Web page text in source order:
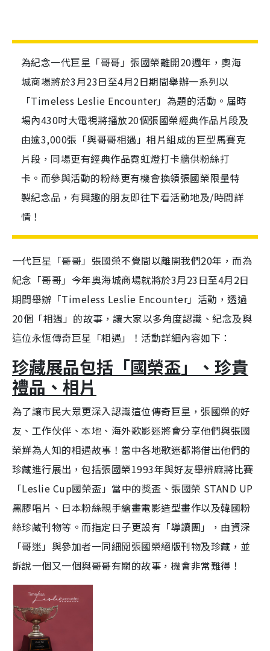
為紀念一代巨星「哥哥」張國榮離開20週年，奧海
城商場將於3月23日至4月2日期間舉辦一系列以
「Timeless Leslie Encounter」為題的活動。届時
場內430吋大電視將播放20個張國榮經典作品片段及
由逾3,000張「與哥哥相遇」相片組成的巨型馬賽克
片段，同場更有經典作品霓虹燈打卡牆供粉絲打
卡。而參與活動的粉絲更有機會換領張國榮限量特
製紀念品，有興趣的朋友即往下看活動地及/時間詳
情！
一代巨星「哥哥」張國榮不覺間以離開我們20年，而為
紀念「哥哥」今年奧海城商場就將於3月23日至4月2日
期間舉辦「Timeless Leslie Encounter」活動，透過
20個「相遇」的故事，讓大家以多角度認識、紀念及與
這位永恆傳奇巨星「相遇」！活動詳細內容如下：
珍藏展品包括「國榮盃」、珍貴
禮品、相片
為了讓市民大眾更深入認識這位傳奇巨星，張國榮的好
友、工作伙伴、本地、海外歌影迷將會分享他們與張國
榮鮮為人知的相遇故事！當中各地歌迷都將借出他們的
珍藏進行展出，包括張國榮1993年與好友舉辨麻將比賽
「Leslie Cup國榮盃」當中的獎盃、張國榮 STAND UP
黑膠唱片 、日本粉絲親手繪畫電影造型畫作以及韓國粉
絲珍藏刊物等。而指定日子更設有「導讀團」，由資深
「哥迷」與參加者一同細閱張國榮絕版刊物及珍藏，並
訴說一個又一個與哥哥有關的故事，機會非常難得！